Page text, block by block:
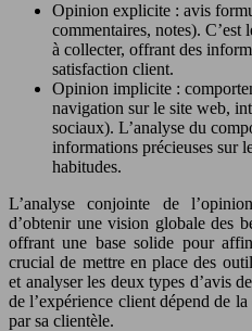
Opinion explicite : avis
commentaires, notes).
à collecter, offrant des
satisfaction client.
Opinion implicite :
navigation sur le site web,
sociaux). L’analyse du
informations précieuses sur
habitudes.
L’analyse conjointe de
d’obtenir une vision globale des
offrant une base solide pour
crucial de mettre en place des
et analyser les deux types d’avis
de l’expérience client dépend de
par sa clientèle.